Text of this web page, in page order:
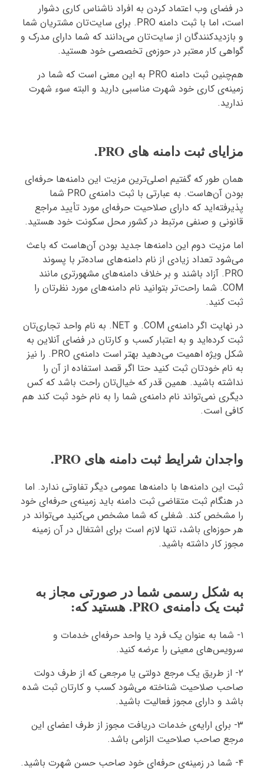
در فضای وب اعتماد کردن به افراد ناشناس کاری دشوار
است، اما با ثبت دامنه PRO. برای سایت‌تان مشتریان شما
و بازدیدکنندگان از سایت‌تان می‌دانند که شما دارای مدرک و
گواهی کار معتبر در حوزه‌ی تخصصی خود هستید.
هم‌چنین ثبت دامنه PRO به این معنی است که شما در
زمینه‌ی کاری خود شهرت مناسبی دارید و البته سوء شهرت
ندارید.
مزایای ثبت دامنه های PRO.
همان طور که گفتیم اصلی‌ترین مزیت این دامنه‌ها حرفه‌ای
بودن آن‌هاست. به عبارتی با ثبت دامنه‌ی PRO شما
پذیرفته‌اید که دارای صلاحیت حرفه‌ای مورد تأیید مراجع
قانونی و صنفی مرتبط در کشور محل سکونت خود هستید.
اما مزیت دوم این دامنه‌ها جدید بودن آن‌هاست که باعث
می‌شود تعداد زیادی از نام دامنه‌های ساده‌تر با پسوند
PRO. آزاد باشند و بر خلاف دامنه‌های مشهورتری مانند
COM. شما راحت‌تر بتوانید نام دامنه‌های مورد نظرتان را
ثبت کنید.
در نهایت اگر دامنه‌ی COM. و NET. به نام واحد تجاری‌تان
ثبت کرده‌اید و به اعتبار کسب و کارتان در فضای آنلاین به
شکل ویژه اهمیت می‌دهید بهتر است دامنه‌ی PRO. را نیز
به نام خودتان ثبت کنید حتا اگر قصد استفاده از آن را
نداشته باشید. همین قدر که خیال‌تان راحت باشد که کس
دیگری نمی‌تواند نام دامنه‌ی شما را به نام خود ثبت کند هم
کافی است.
واجدان شرایط ثبت دامنه های PRO.
ثبت این دامنه‌ها با دامنه‌ها عمومی دیگر تفاوتی ندارد. اما
در هنگام ثبت متقاضی ثبت دامنه باید زمینه‌ی حرفه‌ای خود
را مشخص کند. شغلی که شما مشخص می‌کنید می‌تواند در
هر حوزه‌ای باشد، تنها لازم است برای اشتغال در آن زمینه
مجوز کار داشته باشید.
به شکل رسمی شما در صورتی مجاز به
ثبت یک دامنه‌ی PRO. هستید که:
۱- شما به عنوان یک فرد یا واحد حرفه‌ای خدمات و
سرویس‌های معینی را عرضه کنید.
۲- از طریق یک مرجع دولتی یا مرجعی که از طرف دولت
صاحب صلاحیت شناخته می‌شود کسب و کارتان ثبت شده
باشد و دارای مجوز فعالیت باشید.
۳- برای ارایه‌ی خدمات دریافت مجوز از طرف اعضای این
مرجع صاحب صلاحیت الزامی باشد.
۴- شما در زمینه‌ی حرفه‌ای خود صاحب حسن شهرت باشید.